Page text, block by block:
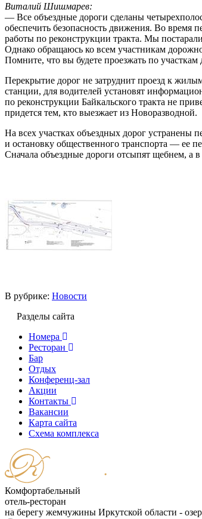
Виталий Шишмарев:
— Все объездные дороги сделаны
обеспечить безопасность движения. Во время
работы по реконструкции тракта. Мы
Однако обращаюсь ко всем участникам
Помните, что вы будете проезжать по участкам
Перекрытие дорог не затруднит проезд к
станции, для водителей установят
по реконструкции Байкальского тракта не
придется тем, кто выезжает из Новоразводной.
На всех участках объездных дорог устранены
и остановку общественного транспорта — ее
Сначала объездные дороги отсыпят щебнем, а в
В рубрике: Новости
Разделы сайта
Номера
Ресторан
Бар
Отдых
Конференц-зал
Акции
Контакты
Вакансии
Карта сайта
Cхема комплекса
Комфортабельный
отель-ресторан
на берегу жемчужины Иркутской области -